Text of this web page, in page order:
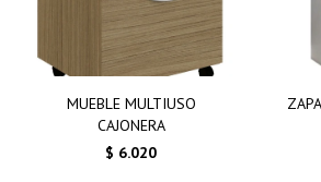
MUEBLE MULTIUSO
CAJONERA
$ 6.020